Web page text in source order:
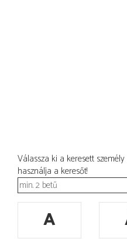
Válassza ki a keresett
használja a keresőt!
A